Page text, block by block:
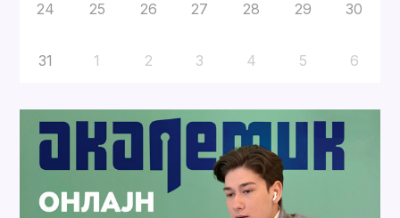
24 25 26 27 28 29 30
31 1 2 3 4 5 6